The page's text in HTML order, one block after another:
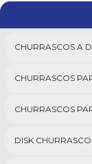
CHURRASCOS A
CHURRASCOS
CHURRASCOS
DISK